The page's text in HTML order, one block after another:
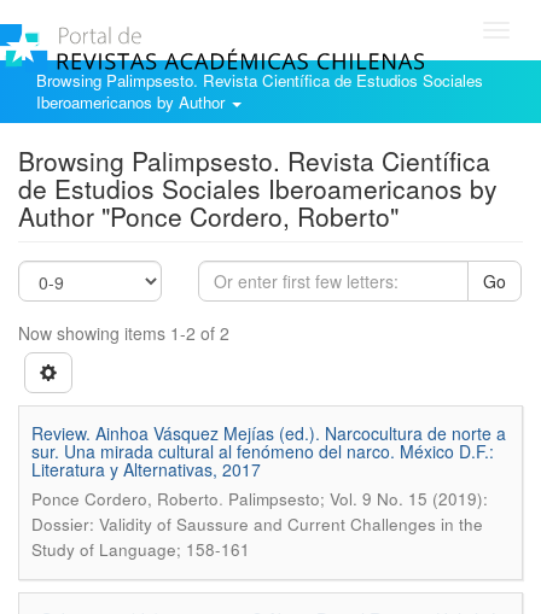
Browsing Palimpsesto. Revista Científica de Estudios Sociales
Iberoamericanos by Author
Browsing Palimpsesto. Revista Científica
de Estudios Sociales Iberoamericanos by
Author "Ponce Cordero, Roberto"
Go
Now showing items 1-2 of 2
Review. Ainhoa Vásquez Mejías (ed.). Narcocultura de norte a
sur. Una mirada cultural al fenómeno del narco. México D.F.:
Literatura y Alternativas, 2017
Ponce Cordero, Roberto. Palimpsesto; Vol. 9 No. 15 (2019):
Dossier: Validity of Saussure and Current Challenges in the
Study of Language; 158-161